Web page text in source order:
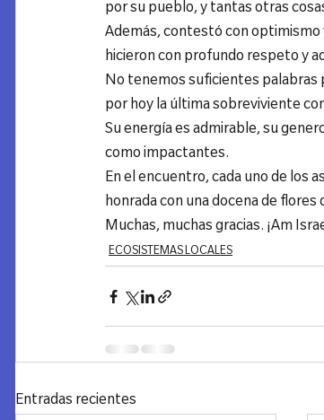
por su pueblo, y tantas otras
Además, contestó con optimismo
hicieron con profundo respeto y
No tenemos suficientes palabras
por hoy la última sobreviviente
Su energía es admirable, su
como impactantes.
En el encuentro, cada uno de los
honrada con una docena de
Muchas, muchas gracias. ¡Am
ECOSISTEMAS LOCALES
Entradas recientes